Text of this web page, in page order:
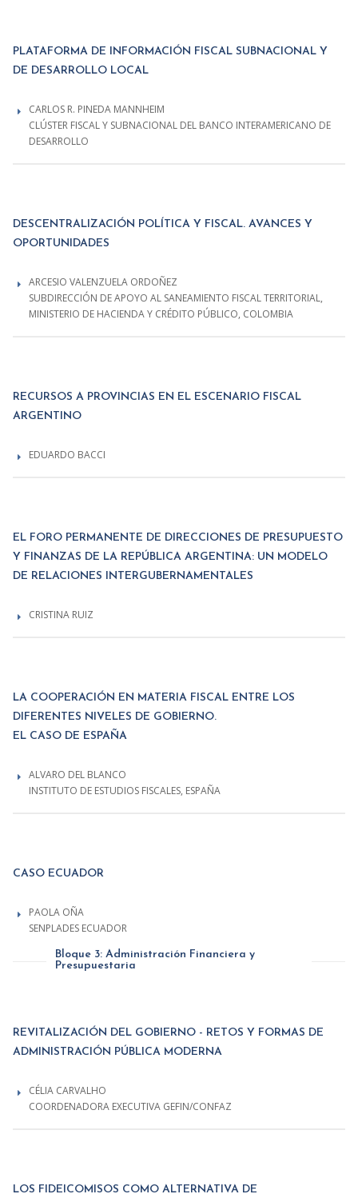
PLATAFORMA DE INFORMACIÓN FISCAL SUBNACIONAL Y
DE DESARROLLO LOCAL
CARLOS R. PINEDA MANNHEIM
CLÚSTER FISCAL Y SUBNACIONAL DEL BANCO INTERAMERICANO DE
DESARROLLO
DESCENTRALIZACIÓN POLÍTICA Y FISCAL. AVANCES Y
OPORTUNIDADES
ARCESIO VALENZUELA ORDOÑEZ
SUBDIRECCIÓN DE APOYO AL SANEAMIENTO FISCAL TERRITORIAL,
MINISTERIO DE HACIENDA Y CRÉDITO PÚBLICO, COLOMBIA
RECURSOS A PROVINCIAS EN EL ESCENARIO FISCAL
ARGENTINO
EDUARDO BACCI
EL FORO PERMANENTE DE DIRECCIONES DE PRESUPUESTO
Y FINANZAS DE LA REPÚBLICA ARGENTINA: UN MODELO
DE RELACIONES INTERGUBERNAMENTALES
CRISTINA RUIZ
LA COOPERACIÓN EN MATERIA FISCAL ENTRE LOS
DIFERENTES NIVELES DE GOBIERNO.
EL CASO DE ESPAÑA
ALVARO DEL BLANCO
INSTITUTO DE ESTUDIOS FISCALES, ESPAÑA
CASO ECUADOR
PAOLA OÑA
SENPLADES ECUADOR
Bloque 3: Administración Financiera y
Presupuestaria
REVITALIZACIÓN DEL GOBIERNO - RETOS Y FORMAS DE
ADMINISTRACIÓN PÚBLICA MODERNA
CÉLIA CARVALHO
COORDENADORA EXECUTIVA GEFIN/CONFAZ
LOS FIDEICOMISOS COMO ALTERNATIVA DE